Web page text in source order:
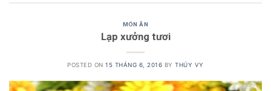
MÓN ĂN
Lạp xưởng tươi
POSTED ON15 THÁNG 6, 2016 BYTHÚY VY